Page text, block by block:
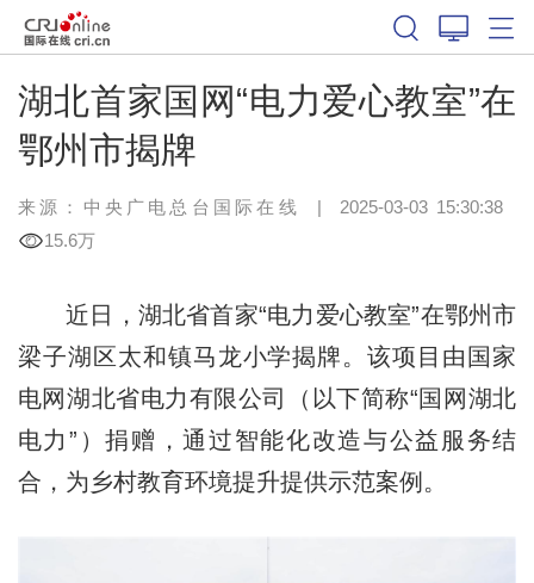
湖北首家国网“电力爱心教室”在
鄂州市揭牌
来源：中央广电总台国际在线 | 2025-03-03 15:30:38
15.6万
近日，湖北省首家“电力爱心教室”在鄂州市
梁子湖区太和镇马龙小学揭牌。该项目由国家
电网湖北省电力有限公司（以下简称“国网湖北
电力”）捐赠，通过智能化改造与公益服务结
合，为乡村教育环境提升提供示范案例。